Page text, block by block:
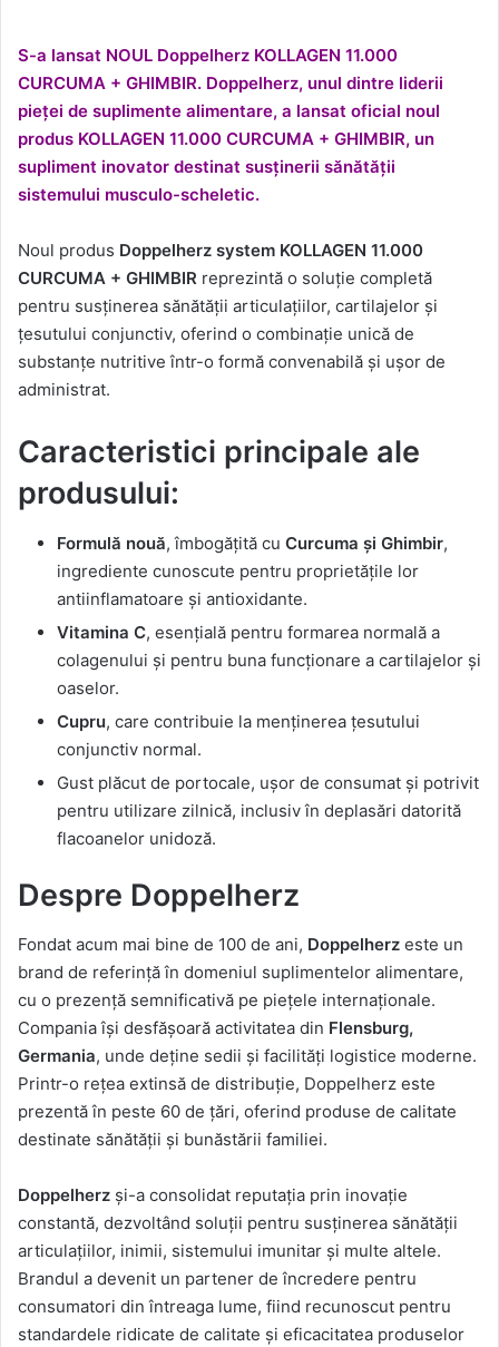
S-a lansat NOUL Doppelherz KOLLAGEN 11.000
CURCUMA + GHIMBIR. Doppelherz, unul dintre liderii
pieței de suplimente alimentare, a lansat oficial noul
produs KOLLAGEN 11.000 CURCUMA + GHIMBIR, un
supliment inovator destinat susținerii sănătății
sistemului musculo-scheletic.
Noul produs Doppelherz system KOLLAGEN 11.000
CURCUMA + GHIMBIR reprezintă o soluție completă
pentru susținerea sănătății articulațiilor, cartilajelor și
țesutului conjunctiv, oferind o combinație unică de
substanțe nutritive într-o formă convenabilă și ușor de
administrat.
Caracteristici principale ale
produsului:
Formulă nouă, îmbogățită cu Curcuma și Ghimbir,
ingrediente cunoscute pentru proprietățile lor
antiinflamatoare și antioxidante.
Vitamina C, esențială pentru formarea normală a
colagenului și pentru buna funcționare a cartilajelor și
oaselor.
Cupru, care contribuie la menținerea țesutului
conjunctiv normal.
Gust plăcut de portocale, ușor de consumat și potrivit
pentru utilizare zilnică, inclusiv în deplasări datorită
flacoanelor unidoză.
Despre Doppelherz
Fondat acum mai bine de 100 de ani, Doppelherz este un
brand de referință în domeniul suplimentelor alimentare,
cu o prezență semnificativă pe piețele internaționale.
Compania își desfășoară activitatea din Flensburg,
Germania, unde deține sedii și facilități logistice moderne.
Printr-o rețea extinsă de distribuție, Doppelherz este
prezentă în peste 60 de țări, oferind produse de calitate
destinate sănătății și bunăstării familiei.
Doppelherz și-a consolidat reputația prin inovație
constantă, dezvoltând soluții pentru susținerea sănătății
articulațiilor, inimii, sistemului imunitar și multe altele.
Brandul a devenit un partener de încredere pentru
consumatori din întreaga lume, fiind recunoscut pentru
standardele ridicate de calitate și eficacitatea produselor